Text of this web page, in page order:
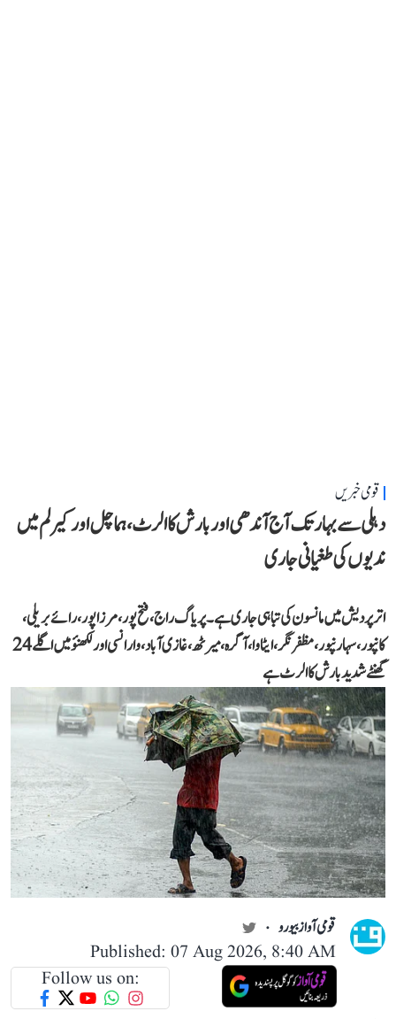
قومی خبریں
دہلی سے بہار تک آج آندھی اور بارش کا الرٹ، ہماچل اور کیرلم میں
ندیوں کی طغیانی جاری
اتر پردیش میں مانسون کی تباہی جاری ہے۔ پریاگ راج، فتح پور، مرزا پور، رائے بریلی،
کانپور، سہارنپور، مظفر نگر، ایٹاوا، آگرہ، میرٹھ، غازی آباد، وارانسی اور لکھنؤ میں اگلے 24
گھنٹے شدید بارش کا الرٹ ہے
قومی آواز بیورو
Published: 07 Aug 2026, 8:40 AM
Follow us on: